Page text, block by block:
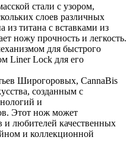
стали с узором,
слоев различных
из титана с вставками из
ножу прочность и легкость.
для быстрого
Liner Lock для его
Широгоровых, CannaBis
созданным с
и
Этот нож может
и любителей качественных
и коллекционной